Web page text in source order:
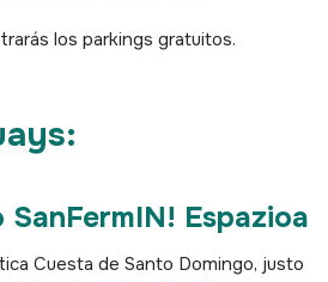
los parkings gratuitos.
Espazioa
Cuesta de Santo Domingo, justo